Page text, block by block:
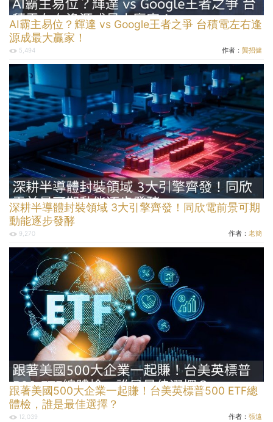
AI霸主易位？輝達 vs Google王者之爭 台積電左右逢
源成最大贏家！
5,494 作者： 龔招健
深耕半導體封裝領域 3大引擎齊發！同欣電前景可期
動能逐步發酵
9,270 作者： 老簡
跟著美國500大企業一起賺！台美英標普500 ETF總
體檢，誰是最佳選擇？
12,039 作者： 張遠